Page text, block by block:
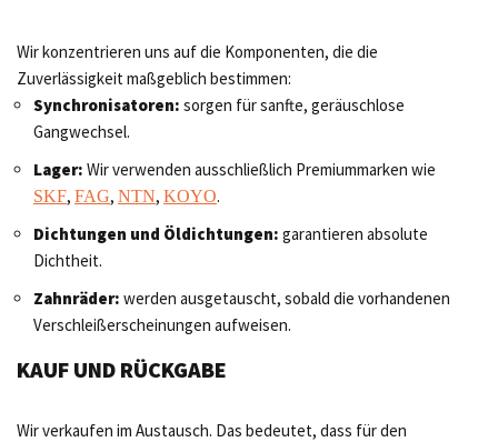
Wir konzentrieren uns auf die Komponenten, die die
Zuverlässigkeit maßgeblich bestimmen:
Synchronisatoren: sorgen für sanfte, geräuschlose
Gangwechsel.
Lager: Wir verwenden ausschließlich Premiummarken wie
SKF, FAG, NTN, KOYO.
Dichtungen und Öldichtungen: garantieren absolute
Dichtheit.
Zahnräder: werden ausgetauscht, sobald die vorhandenen
Verschleißerscheinungen aufweisen.
KAUF UND RÜCKGABE
Wir verkaufen im Austausch. Das bedeutet, dass für den